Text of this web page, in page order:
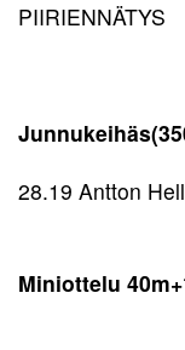
PIIRIENNÄTYS
28.19 Antton
Miniottelu